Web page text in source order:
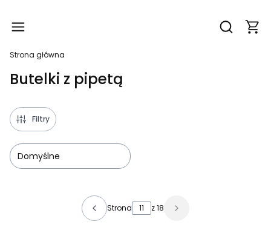
Otwórz
Strona główna
Butelki z pipetą
Filtry
Domyślne
Lista produktów
Strona z 18